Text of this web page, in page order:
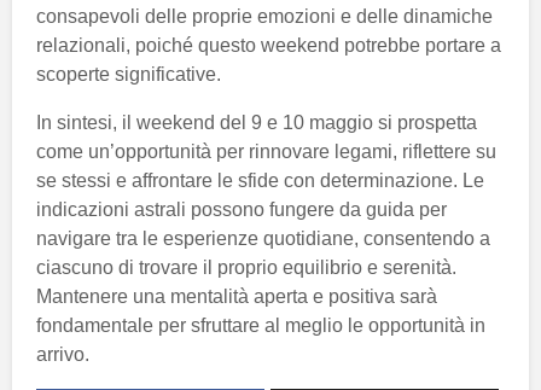
consapevoli delle proprie emozioni e delle dinamiche
relazionali, poiché questo weekend potrebbe portare a
scoperte significative.
In sintesi, il weekend del 9 e 10 maggio si prospetta
come un’opportunità per rinnovare legami, riflettere su
se stessi e affrontare le sfide con determinazione. Le
indicazioni astrali possono fungere da guida per
navigare tra le esperienze quotidiane, consentendo a
ciascuno di trovare il proprio equilibrio e serenità.
Mantenere una mentalità aperta e positiva sarà
fondamentale per sfruttare al meglio le opportunità in
arrivo.